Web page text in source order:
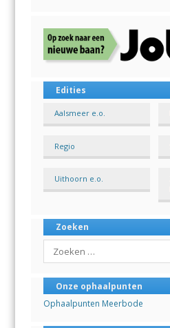
Edities
Aalsmeer e.o.
Regio
Uithoorn e.o.
Zoeken
Search
Onze ophaalpunten
Ophaalpunten Meerbode